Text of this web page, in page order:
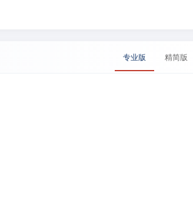
专业版 精简版